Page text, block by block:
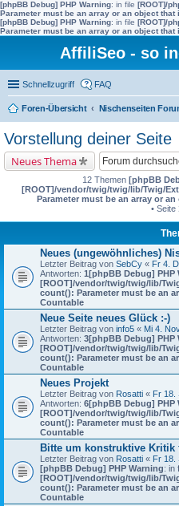
[phpBB Debug] PHP Warning: in file [ROOT]/
Parameter must be an array or an object that
[phpBB Debug] PHP Warning: in file [ROOT]/
Parameter must be an array or an object that
AffiliSeo - so
Schnellzugriff FAQ
Foren-Übersicht
Vorstellung deiner Seite
Neues Thema
12 Themen [phpBB
[ROOT]/vendor/twig/twig/lib/Twig/
Parameter must be an array or
• Seite
Neues (ungewöhnliches)
Letzter Beitrag von SebCy « Fr 4.
Antworten: 1[phpBB Debug] PHP
[ROOT]/vendor/twig/twig/lib/
count(): Parameter must be an
Countable
Neue Seite neues Glück :-)
Letzter Beitrag von info5 « Mi 4.
Antworten: 3[phpBB Debug] PHP
[ROOT]/vendor/twig/twig/lib/
count(): Parameter must be an
Countable
Neues Projekt
Letzter Beitrag von Rosatti « Fr 18.
Antworten: 6[phpBB Debug] PHP
[ROOT]/vendor/twig/twig/lib/
count(): Parameter must be an
Countable
Bitte um konstruktive Kritik
Letzter Beitrag von Rosatti « Fr 18.
[phpBB Debug] PHP Warning: in
[ROOT]/vendor/twig/twig/lib/
count(): Parameter must be an
Countable